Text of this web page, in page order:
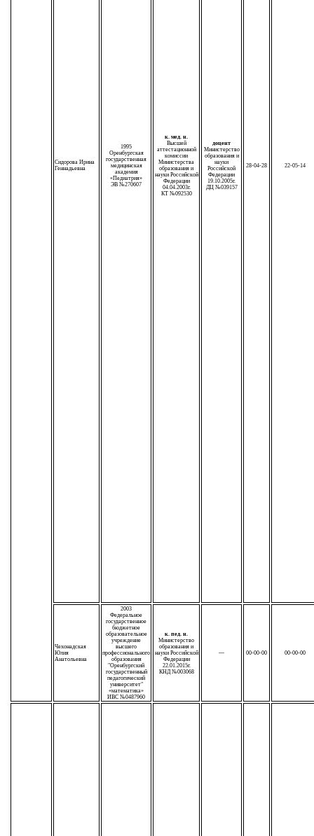
Сидорова Ирина
Геннадьевна
1995
Оренбургская
государственная
медицинская
академия
«Педиатрия»
ЭВ №270607
к. мед. н.
Высшей
аттестационной
комиссии
Министерства
образования и
науки Российской
Федерации
04.04.2003г.
КТ №092530
доцент
Министерство
образования и
науки
Российской
Федерации
19.10.2005г.
ДЦ №039157
28-04-28 22-05-14
Чехонадская
Юлия
Анатольевна
2003
Федеральное
государственное
бюджетное
образовательное
учреждение
высшего
профессионального
образования
"Оренбургский
государственный
педагогический
университет"
«математика»
ИВС №0487960
к. пед. н.
Министерство
образования и
науки Российской
Федерации
22.01.2015г.
КНД №003068
— 00-00-00 00-00-00